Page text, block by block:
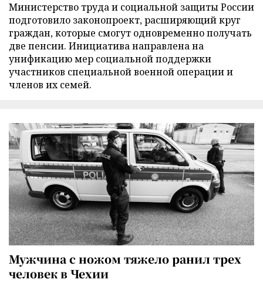
Министерство труда и социальной защиты России
подготовило законопроект, расширяющий круг
граждан, которые смогут одновременно получать
две пенсии. Инициатива направлена на
унификацию мер социальной поддержки
участников специальной военной операции и
членов их семей.
Мужчина с ножом тяжело ранил трех
человек в Чехии